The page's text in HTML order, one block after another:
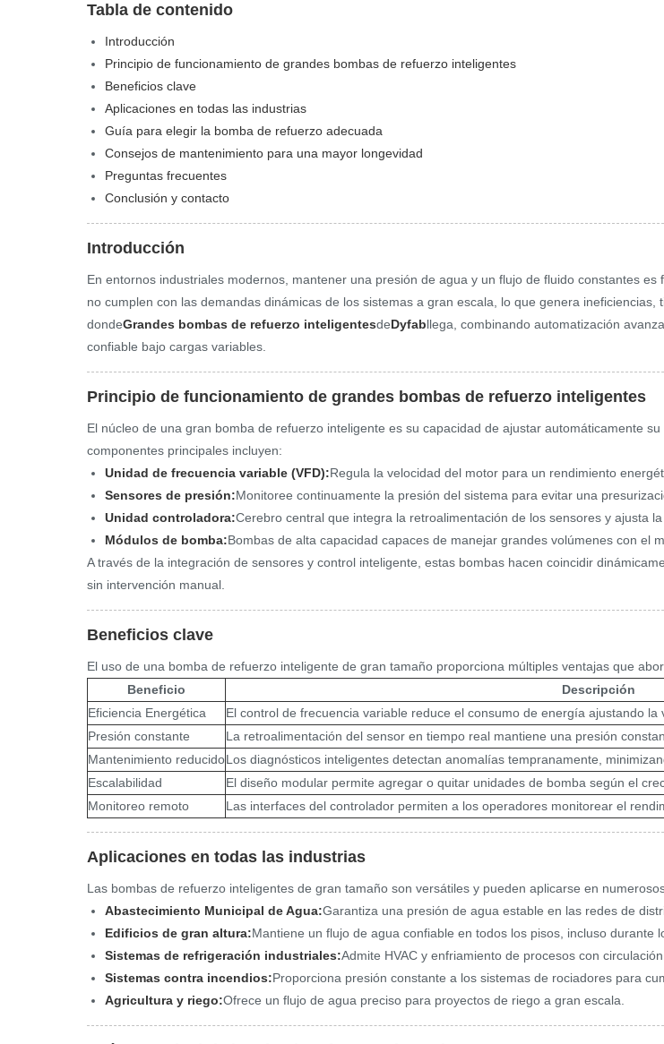
Tabla de contenido
Introducción
Principio de funcionamiento de grandes bombas de refuerzo inteligentes
Beneficios clave
Aplicaciones en todas las industrias
Guía para elegir la bomba de refuerzo adecuada
Consejos de mantenimiento para una mayor longevidad
Preguntas frecuentes
Conclusión y contacto
Introducción
En entornos industriales modernos, mantener una presión de agua y un flujo de fluido constantes
no cumplen con las demandas dinámicas de los sistemas a gran escala, lo que genera
dondeGrandes bombas de refuerzo inteligentesdeDyfabllega, combinando automatización
confiable bajo cargas variables.
Principio de funcionamiento de grandes bombas de refuerzo inteligentes
El núcleo de una gran bomba de refuerzo inteligente es su capacidad de ajustar automáticamente
componentes principales incluyen:
Unidad de frecuencia variable (VFD):Regula la velocidad del motor para un rendimiento
Sensores de presión:Monitoree continuamente la presión del sistema para evitar una
Unidad controladora:Cerebro central que integra la retroalimentación de los sensores y ajusta
Módulos de bomba:Bombas de alta capacidad capaces de manejar grandes volúmenes con el
A través de la integración de sensores y control inteligente, estas bombas hacen coincidir
sin intervención manual.
Beneficios clave
El uso de una bomba de refuerzo inteligente de gran tamaño proporciona múltiples ventajas que
Beneficio
Descripción
Eficiencia Energética
El control de frecuencia variable reduce el consumo de energía ajustando la
Presión constante
La retroalimentación del sensor en tiempo real mantiene una presión
Mantenimiento reducidoLos diagnósticos inteligentes detectan anomalías tempranamente,
Escalabilidad
El diseño modular permite agregar o quitar unidades de bomba según el
Monitoreo remoto
Las interfaces del controlador permiten a los operadores monitorear el
Aplicaciones en todas las industrias
Las bombas de refuerzo inteligentes de gran tamaño son versátiles y pueden aplicarse en
Abastecimiento Municipal de Agua:Garantiza una presión de agua estable en las redes de
Edificios de gran altura:Mantiene un flujo de agua confiable en todos los pisos, incluso durante
Sistemas de refrigeración industriales:Admite HVAC y enfriamiento de procesos con
Sistemas contra incendios:Proporciona presión constante a los sistemas de rociadores para
Agricultura y riego:Ofrece un flujo de agua preciso para proyectos de riego a gran escala.